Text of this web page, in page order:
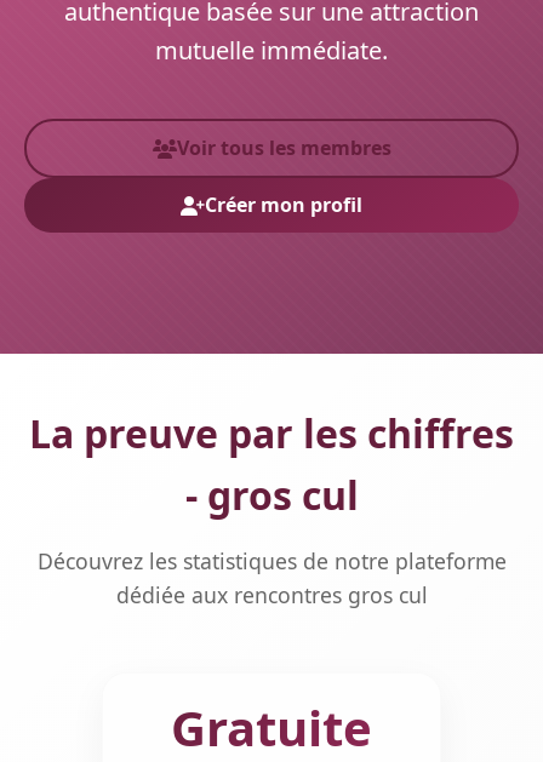
authentique basée sur une attraction
mutuelle immédiate.
Voir tous les membres
Créer mon profil
La preuve par les chiffres
- gros cul
Découvrez les statistiques de notre plateforme
dédiée aux rencontres gros cul
Gratuite